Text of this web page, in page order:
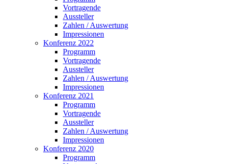
Vortragende
Aussteller
Zahlen / Auswertung
Impressionen
Konferenz 2022
Programm
Vortragende
Aussteller
Zahlen / Auswertung
Impressionen
Konferenz 2021
Programm
Vortragende
Aussteller
Zahlen / Auswertung
Impressionen
Konferenz 2020
Programm